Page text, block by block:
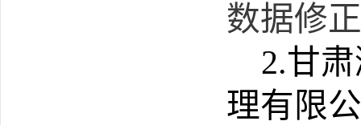
数据修
2.甘
理有限